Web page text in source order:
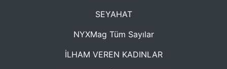
SEYAHAT
NYXMag Tüm Sayılar
İLHAM VEREN KADINLAR